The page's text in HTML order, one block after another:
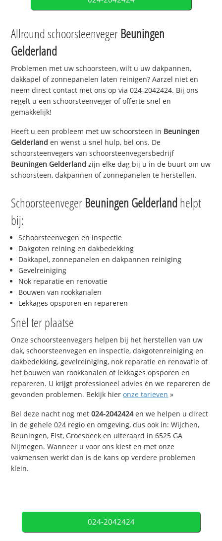
Allround schoorsteenveger Beuningen
Gelderland
Problemen met uw schoorsteen, wilt u uw dakpannen,
dakkapel of zonnepanelen laten reinigen? Aarzel niet en
neem direct contact met ons op via 024-2042424. Bij ons
regelt u een schoorsteenveger of offerte snel en
gemakkelijk!
Heeft u een probleem met uw schoorsteen in Beuningen
Gelderland en wenst u snel hulp, bel ons. De
schoorsteenvegers van schoorsteenvegersbedrijf
Beuningen Gelderland zijn elke dag bij u in de buurt om uw
schoorsteen, dakpannen of zonnepanelen te herstellen.
Schoorsteenveger Beuningen Gelderlandhelpt
bij:
Schoorsteenvegen en inspectie
Dakgoten reining en dakbedekking
Dakkapel, zonnepanelen en dakpannen reiniging
Gevelreiniging
Nok reparatie en renovatie
Bouwen van rookkanalen
Lekkages opsporen en repareren
Snel ter plaatse
Onze schoorsteenvegers helpen bij het herstellen van uw
dak, schoorsteenvegen en inspectie, dakgotenreiniging en
dakbedekking, gevelreiniging, nok reparatie en renovatie of
het bouwen van rookkanalen of lekkages opsporen en
repareren. U krijgt professioneel advies én we repareren de
gevonden problemen. Bekijk hieronze tarieven »
Bel deze nacht nog met024-2042424en we helpen u direct
in de gehele 024 regio en omgeving, dus ook in: Wijchen,
Beuningen, Elst, Groesbeek en uiteraard in 6525 GA
Nijmegen. Wanneer u voor ons kiest en met onze
vakmensen werkt dan is de kans op verdere problemen
klein.
024-2042424